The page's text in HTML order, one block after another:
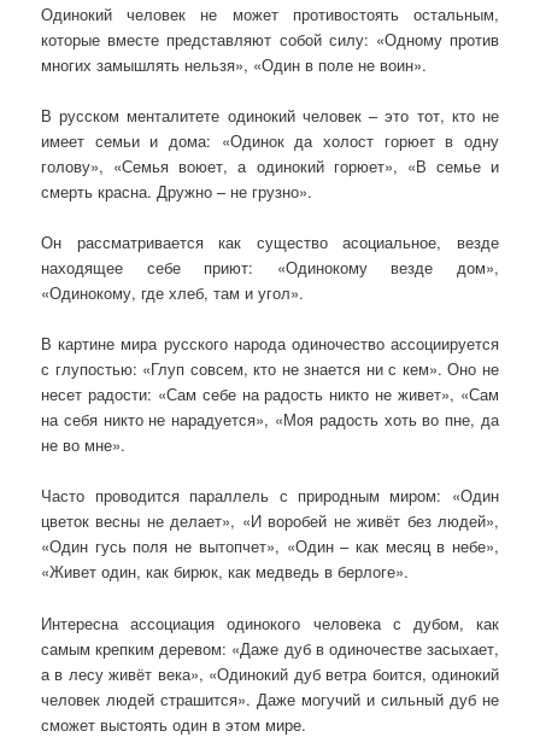
Одинокий человек не может противостоять остальным,
которые вместе представляют собой силу: «Одному против
многих замышлять нельзя», «Один в поле не воин».
В русском менталитете одинокий человек – это тот, кто не
имеет семьи и дома: «Одинок да холост горюет в одну
голову», «Семья воюет, а одинокий горюет», «В семье и
смерть красна. Дружно – не грузно».
Он рассматривается как существо асоциальное, везде
находящее себе приют: «Одинокому везде дом»,
«Одинокому, где хлеб, там и угол».
В картине мира русского народа одиночество ассоциируется
с глупостью: «Глуп совсем, кто не знается ни с кем». Оно не
несет радости: «Сам себе на радость никто не живет», «Сам
на себя никто не нарадуется», «Моя радость хоть во пне, да
не во мне».
Часто проводится параллель с природным миром: «Один
цветок весны не делает», «И воробей не живёт без людей»,
«Один гусь поля не вытопчет», «Один – как месяц в небе»,
«Живет один, как бирюк, как медведь в берлоге».
Интересна ассоциация одинокого человека с дубом, как
самым крепким деревом: «Даже дуб в одиночестве засыхает,
а в лесу живёт века», «Одинокий дуб ветра боится, одинокий
человек людей страшится». Даже могучий и сильный дуб не
сможет выстоять один в этом мире.